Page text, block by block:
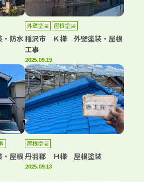
防水
外壁塗装 屋根塗装
稲沢市 Ｋ様 外壁塗装・屋根
工事
2025.09.19
屋根
屋根塗装
丹羽郡 Ｈ様 屋根塗装
2025.09.18